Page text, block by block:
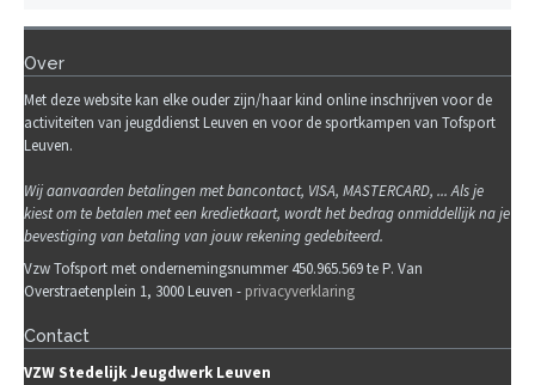
Over
Met deze website kan elke ouder zijn/haar kind online inschrijven voor de
activiteiten van jeugddienst Leuven en voor de sportkampen van Tofsport
Leuven.
Wijaanvaarden betalingen met bancontact, VISA, MASTERCARD, ... Als je
kiest om te betalen met een kredietkaart, wordt het bedrag onmiddellijk na je
bevestiging van betaling van jouw rekening gedebiteerd.
Vzw Tofsport met ondernemingsnummer 450.965.569 te P. Van
Overstraetenplein 1, 3000 Leuven - privacyverklaring
Contact
VZW Stedelijk Jeugdwerk Leuven